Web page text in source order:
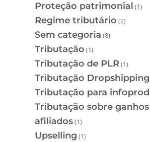
Proteção patrimonial (1)
Regime tributário (2)
Sem categoria (8)
Tributação (1)
Tributação de PLR(1)
Tributação Dropshipping
Tributação para
Tributação sobre
afiliados(1)
Upselling (1)